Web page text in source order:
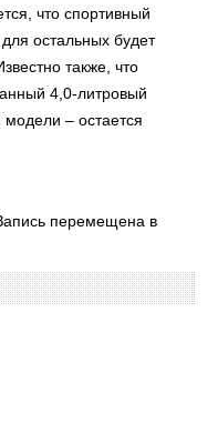
что спортивный
остальных будет
также, что
4,0-литровый
модели – остается
перемещена в